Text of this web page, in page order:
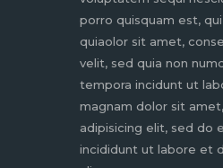
porro quisquam est,
quiaolor sit amet,
velit, sed quia non
tempora incidunt ut
magnam dolor sit
adipisicing elit, sed do
incididunt ut labore et